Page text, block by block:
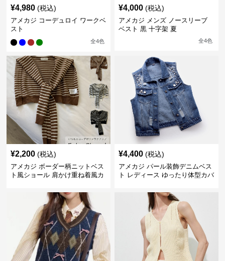
¥4,980 (税込)
アメカジ コーデュロイ ワークベ
スト
全4色
¥4,000 (税込)
アメカジ メンズ ノースリーブ
ベスト 黒 十字架 夏
全4色
¥2,200 (税込)
アメカジ ボーダー柄ニットベス
ト風ショール 肩かけ重ね着風カ
¥4,400 (税込)
アメカジ パール装飾デニムベス
ト レディース ゆったり体型カバ